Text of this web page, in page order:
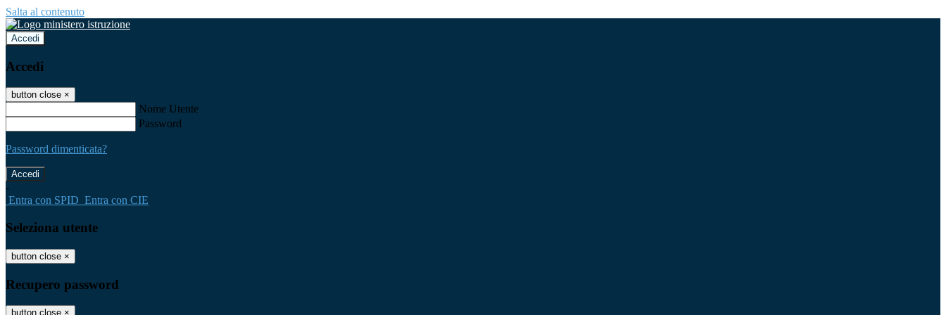
Salta al contenuto
Accedi
Accedi
button close ×
Nome Utente
Password
Password dimenticata?
-
Entra con SPID Entra con CIE
Seleziona utente
button close ×
Recupero password
button close ×